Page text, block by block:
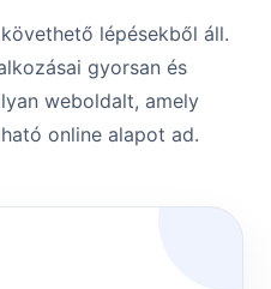
lépésekből áll.
gyorsan és
weboldalt, amely
online alapot ad.